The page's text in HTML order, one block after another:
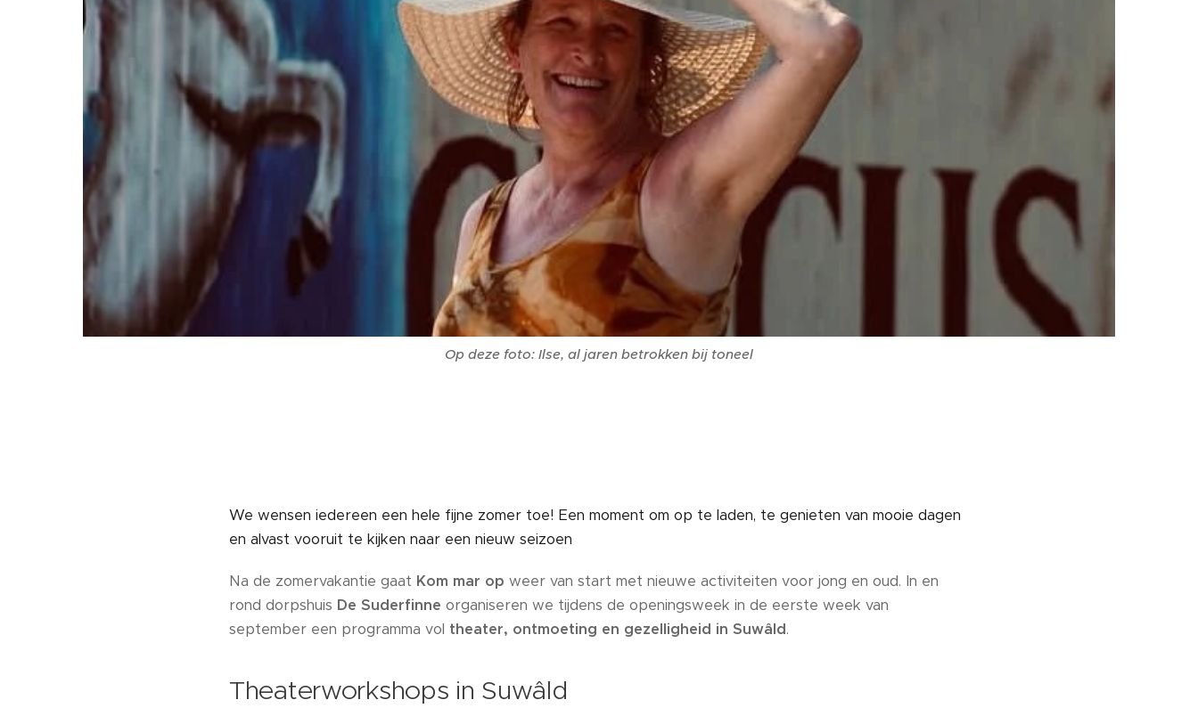
Op deze foto: Ilse, al jaren betrokken bij toneel
We wensen iedereen een hele fijne zomer toe! Een moment om op te laden, te genieten van mooie dagen
en alvast vooruit te kijken naar een nieuw seizoen
Na de zomervakantie gaat Kom mar op weer van start met nieuwe activiteiten voor jong en oud. In en
rond dorpshuis De Suderfinne organiseren we tijdens de openingsweek in de eerste week van
september een programma vol theater, ontmoeting en gezelligheid in Suwâld.
Theaterworkshops in Suwâld